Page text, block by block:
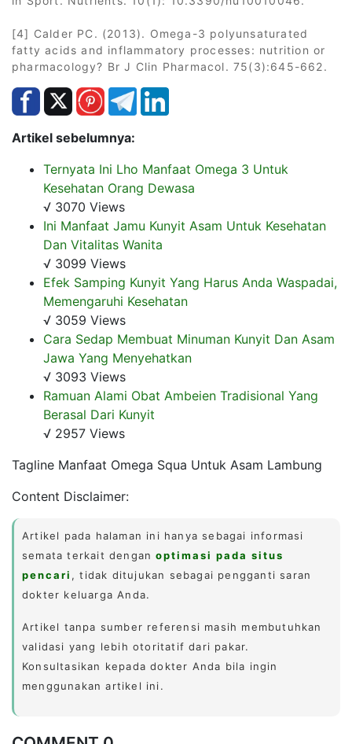
[4] Calder PC. (2013). Omega-3 polyunsaturated
fatty acids and inflammatory processes: nutrition or
pharmacology? Br J Clin Pharmacol. 75(3):645-662.
Artikel sebelumnya:
Ternyata Ini Lho Manfaat Omega 3 Untuk
Kesehatan Orang Dewasa
√ 3070 Views
Ini Manfaat Jamu Kunyit Asam Untuk Kesehatan
Dan Vitalitas Wanita
√ 3099 Views
Efek Samping Kunyit Yang Harus Anda Waspadai,
Memengaruhi Kesehatan
√ 3059 Views
Cara Sedap Membuat Minuman Kunyit Dan Asam
Jawa Yang Menyehatkan
√ 3093 Views
Ramuan Alami Obat Ambeien Tradisional Yang
Berasal Dari Kunyit
√ 2957 Views
Tagline Manfaat Omega Squa Untuk Asam Lambung
Content Disclaimer:
Artikel pada halaman ini hanya sebagai informasi
semata terkait denganoptimasi pada situs
pencari , tidak ditujukan sebagai pengganti saran
dokter keluarga Anda.
Artikel tanpa sumber referensi masih membutuhkan
validasi yang lebih otoritatif dari pakar.
Konsultasikan kepada dokter Anda bila ingin
menggunakan artikel ini.